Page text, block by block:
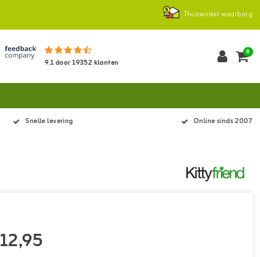
Thuiswinkel waarborg
9.1door19352klanten
0
Snelle levering Online sinds 2007
12,95